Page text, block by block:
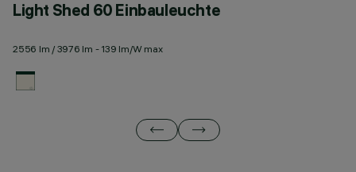
Light Shed 60 Einbauleuchte
2556 lm / 3976 lm - 139 lm/W max